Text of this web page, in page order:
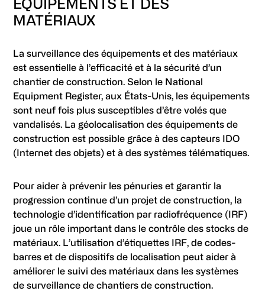
ÉQUIPEMENTS ET DES
MATÉRIAUX
La surveillance des équipements et des matériaux
est essentielle à l’efficacité et à la sécurité d’un
chantier de construction. Selon le National
Equipment Register, aux États-Unis, les équipements
sont neuf fois plus susceptibles d’être volés que
vandalisés. La géolocalisation des équipements de
construction est possible grâce à des capteurs IDO
(Internet des objets) et à des systèmes télématiques.
Pour aider à prévenir les pénuries et garantir la
progression continue d’un projet de construction, la
technologie d’identification par radiofréquence (IRF)
joue un rôle important dans le contrôle des stocks de
matériaux. L’utilisation d’étiquettes IRF, de codes-
barres et de dispositifs de localisation peut aider à
améliorer le suivi des matériaux dans les systèmes
de surveillance de chantiers de construction.